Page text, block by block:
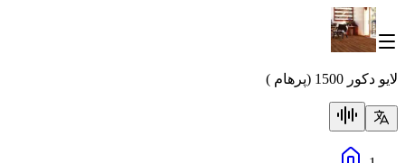
لایو دکور 1500 (پرهام )